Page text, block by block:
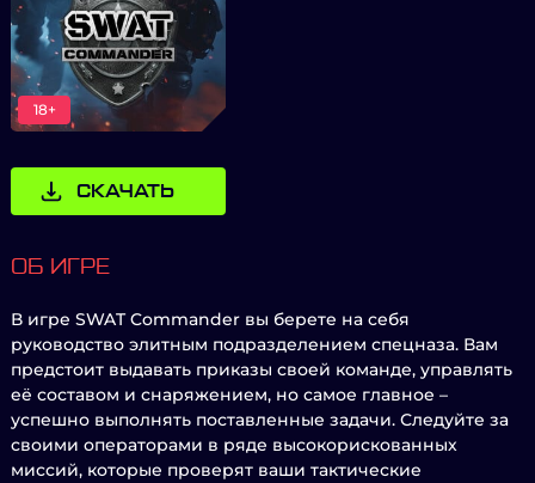
18+
СКАЧАТЬ
ОБ ИГРЕ
В игре SWAT Commander вы берете на себя
руководство элитным подразделением спецназа. Вам
предстоит выдавать приказы своей команде, управлять
её составом и снаряжением, но самое главное –
успешно выполнять поставленные задачи. Следуйте за
своими операторами в ряде высокорискованных
миссий, которые проверят ваши тактические